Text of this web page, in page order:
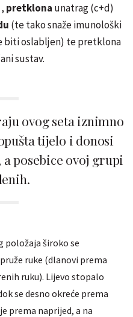
pretklona unatrag (c+d)
(te tako snaže imunološki
biti oslabljen) te pretklona
sustav.
ovog seta iznimno
tijelo i donosi
posebice ovoj grupi
položaja široko se
ruke (dlanovi prema
ruku). Lijevo stopalo
se desno okreće prema
prema naprijed, a na